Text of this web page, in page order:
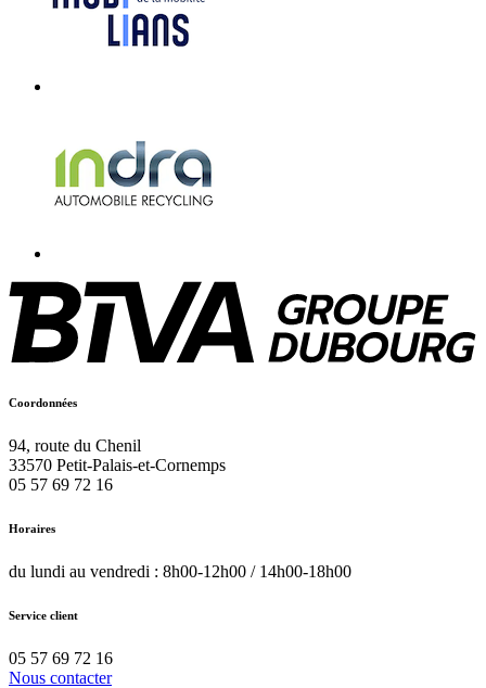
Coordonnées
94, route du Chenil
33570 Petit-Palais-et-Cornemps
05 57 69 72 16
Horaires
du lundi au vendredi : 8h00-12h00 / 14h00-18h00
Service client
05 57 69 72 16
Nous contacter